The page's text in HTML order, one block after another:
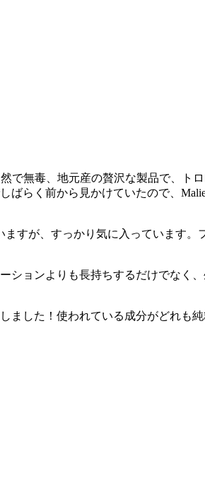
で無毒、地元産の贅沢な製品で、ト
らく前から見かけていたので、Malie
すが、すっかり気に入っています
ーションよりも長持ちするだけでなく
した！使われている成分がどれも